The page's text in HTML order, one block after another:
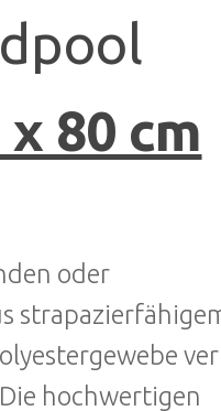
80 cm
oder
hochwertigen